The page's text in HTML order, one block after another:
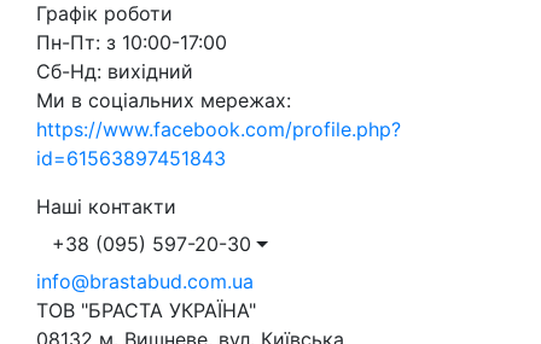
Графік роботи
Пн-Пт: з 10:00-17:00
Сб-Нд: вихідний
Ми в соціальних мережах:
https://www.facebook.com/profile.php?
id=61563897451843
Наші контакти
+38 (095) 597-20-30
info@brastabud.com.ua
ТОВ "БРАСТА УКРАЇНА"